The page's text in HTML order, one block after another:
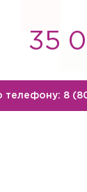
35
телефону: 8